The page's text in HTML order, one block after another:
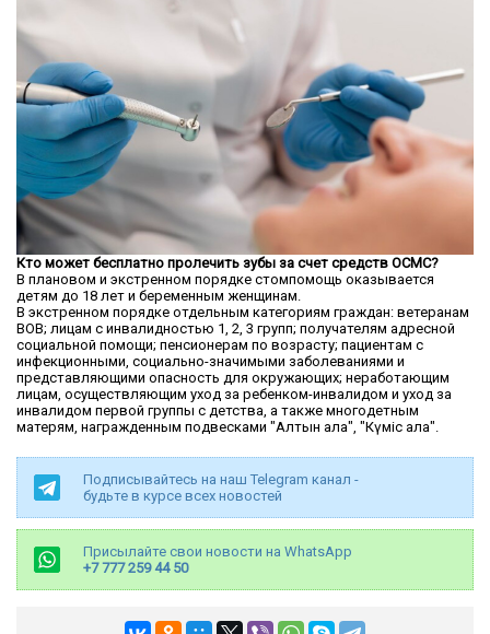
Кто может бесплатно пролечить зубы за счет средств ОСМС?
В плановом и экстренном порядке стомпомощь оказывается
детям до 18 лет и беременным женщинам.
В экстренном порядке отдельным категориям граждан: ветеранам
ВОВ; лицам с инвалидностью 1, 2, 3 групп; получателям адресной
социальной помощи; пенсионерам по возрасту; пациентам с
инфекционными, социально-значимыми заболеваниями и
представляющими опасность для окружающих; неработающим
лицам, осуществляющим уход за ребенком-инвалидом и уход за
инвалидом первой группы с детства, а также многодетным
матерям, награжденным подвесками "Алтын алқа", "Күміс алқа".
Подписывайтесь на наш Telegram канал -
будьте в курсе всех новостей
Присылайте свои новости на WhatsApp
+7 777 259 44 50